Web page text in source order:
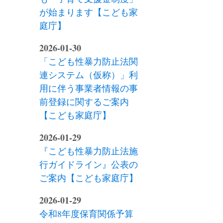
が始まります【こども家
庭庁】
2026-01-30
「こども性暴力防止法関
連システム（仮称）」利
用に伴う事業者情報の事
前登録に関するご案内
【こども家庭庁】
2026-01-29
『こども性暴力防止法施
行ガイドライン』公表の
ご案内【こども家庭庁】
2026-01-29
令和8年度保育関係予算